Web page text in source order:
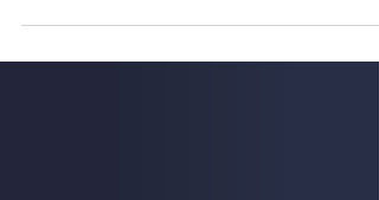
ロフトのある平屋の家 完成後のご案内ラスト！